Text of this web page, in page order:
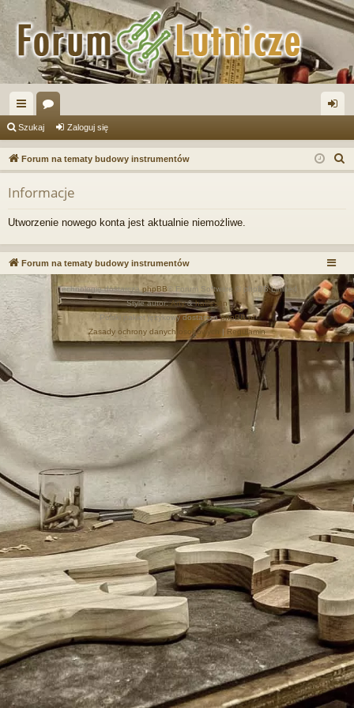
ię
ce
j
…
or
a og
uj
Szukaj Zaloguj się
Forum na tematy budowy instrumentów
z
j
Informacje
Utworzenie nowego konta jest aktualnie niemożliwe.
Forum na tematy budowy instrumentów
Technologię dostarcza phpBB® Forum Software © phpBB Limited
Style autor:Arty&halilesen
Polski pakiet językowy dostarczaphpBB.pl
Zasady ochrony danych osobowych
| Regulamin